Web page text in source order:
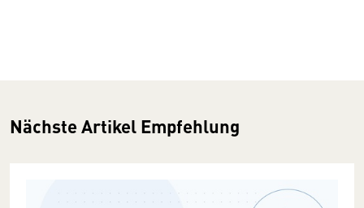
Nächste Artikel Empfehlung